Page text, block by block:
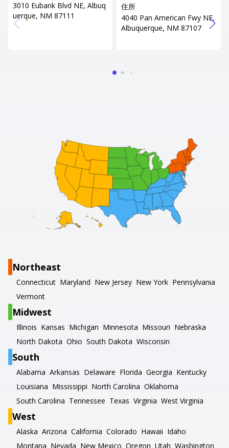
3010 Eubank Blvd NE, Albuq
uerque, NM 87111
住所
4040 Pan American Fwy NE,
Albuquerque, NM 87107
Northeast
Connecticut Maryland New Jersey New York Pennsylvania
Vermont
Midwest
Illinois Kansas Michigan Minnesota Missouri Nebraska
North Dakota Ohio South Dakota Wisconsin
South
Alabama Arkansas Delaware Florida Georgia Kentucky
Louisiana Mississippi North Carolina Oklahoma
South Carolina Tennessee Texas Virginia West Virginia
West
Alaska Arizona California Colorado Hawaii Idaho
Montana Nevada New Mexico Oregon Utah Washington